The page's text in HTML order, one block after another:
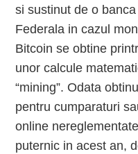
si sustinut de o
Federala in cazul
Bitcoin se obtine
unor calcule
“mining”. Odata
pentru cumparaturi
online
puternic in acest an,